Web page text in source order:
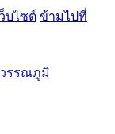
บไซต์ ข้ามไปที่
วรรณภูมิ